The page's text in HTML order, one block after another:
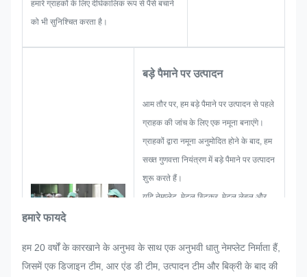
हमारे ग्राहकों के लिए दीर्घकालिक रूप से पैसे बचाने
को भी सुनिश्चित करता है।
बड़े पैमाने पर उत्पादन
आम तौर पर, हम बड़े पैमाने पर उत्पादन से पहले
ग्राहक की जांच के लिए एक नमूना बनाएंगे।
ग्राहकों द्वारा नमूना अनुमोदित होने के बाद, हम
सख्त गुणवत्ता नियंत्रण में बड़े पैमाने पर उत्पादन
शुरू करते हैं।
यदि नेमप्लेट, मेटल स्टिकर, मेटल लेबल और
जाता है, तो हम उसे संतुष्ट करने की पूरी
कोशिश करेंगे यदि उसे संशोधित किया जा
हमारे फायदे
हम 20 वर्षों के कारखाने के अनुभव के साथ एक अनुभवी धातु नेमप्लेट निर्माता हैं,
जिसमें एक डिजाइन टीम, आर एंड डी टीम, उत्पादन टीम और बिक्री के बाद की